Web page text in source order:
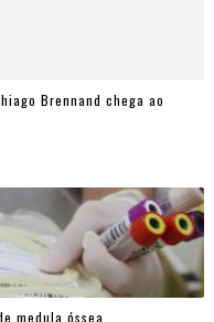
Brennand chega ao
medula óssea